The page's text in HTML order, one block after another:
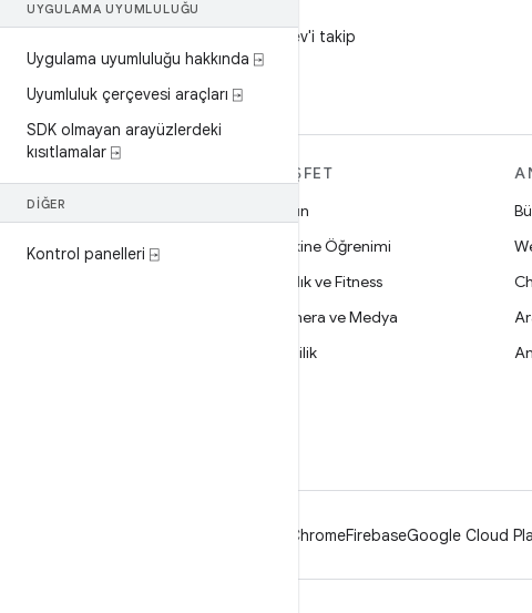
UYGULAMA UYUMLULUĞU
Uygulama uyumluluğu hakkında ⍈
Uyumluluk çerçevesi araçları ⍈
SDK olmayan arayüzlerdeki
kısıtlamalar ⍈
DIĞER
Kontrol panelleri ⍈
X'te @AndroidDev'i takip
edin
DAHA FAZLA
İşletmeler için Android
KEŞFET
Oyun
Makine Öğrenimi
Sağlık ve Fitness
Kamera ve Medya
Gizlilik
ChromeFirebaseGoogle Cloud